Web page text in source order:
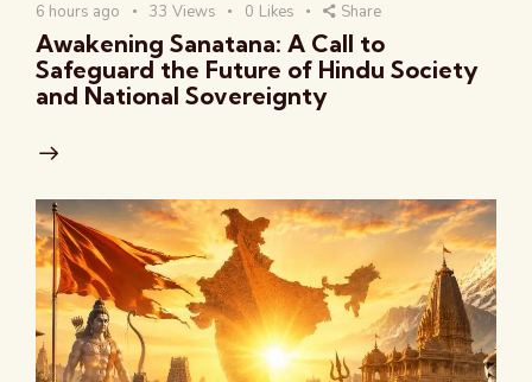
6 hours ago 33 Views 0 Likes Share
Awakening Sanatana: A Call to
Safeguard the Future of Hindu Society
and National Sovereignty